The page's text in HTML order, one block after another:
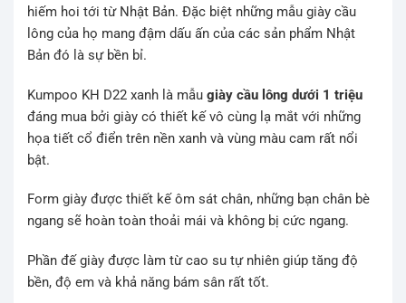
hiếm hoi tới từ Nhật Bản. Đặc biệt những mẫu giày cầu
lông của họ mang đậm dấu ấn của các sản phẩm Nhật
Bản đó là sự bền bỉ.
Kumpoo KH D22 xanh là mẫu giày cầu lông dưới 1 triệu
đáng mua bởi giày có thiết kế vô cùng lạ mắt với những
họa tiết cổ điển trên nền xanh và vùng màu cam rất nổi
bật.
Form giày được thiết kế ôm sát chân, những bạn chân bè
ngang sẽ hoàn toàn thoải mái và không bị cức ngang.
Phần đế giày được làm từ cao su tự nhiên giúp tăng độ
bền, độ em và khả năng bám sân rất tốt.